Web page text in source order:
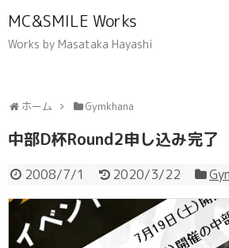
MC&SMILE Works
Works by Masataka Hayashi
ホーム Gymkhana
中部D杯Round2申し込み完了
2008/7/1 2020/3/22